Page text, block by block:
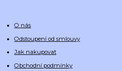
O nás
Odstoupení od smlouvy
Jak nakupovat
Obchodní podmínky